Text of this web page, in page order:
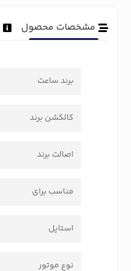
مشخصات محصول
برند ساعت
کالکشن برند
اصالت برند
مناسب برای
استایل
نوع موتور